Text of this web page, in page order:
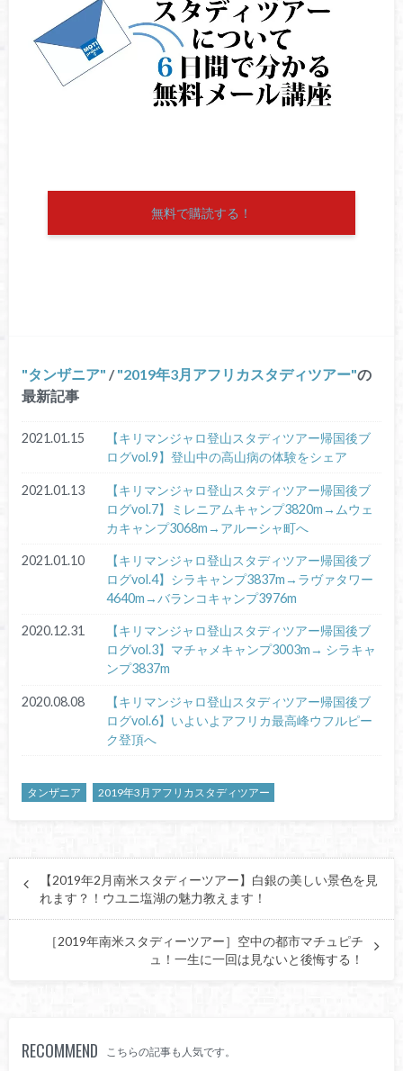
無料で購読する！
タンザニア / 2019年3月アフリカスタディツアー の
最新記事
2021.01.15
【キリマンジャロ登山スタディツアー帰国後ブ
ログvol.9】登山中の高山病の体験をシェア
2021.01.13
【キリマンジャロ登山スタディツアー帰国後ブ
ログvol.7】ミレニアムキャンプ3820m→ムウェ
カキャンプ3068m→アルーシャ町へ
2021.01.10
【キリマンジャロ登山スタディツアー帰国後ブ
ログvol.4】シラキャンプ3837m→ラヴァタワー
4640m→バランコキャンプ3976m
2020.12.31
【キリマンジャロ登山スタディツアー帰国後ブ
ログvol.3】マチャメキャンプ3003m→ シラキャ
ンプ3837m
2020.08.08
【キリマンジャロ登山スタディツアー帰国後ブ
ログvol.6】いよいよアフリカ最高峰ウフルピー
ク登頂へ
タンザニア 2019年3月アフリカスタディツアー
【2019年2月南米スタディーツアー】白銀の美しい景色を見
れます？！ウユニ塩湖の魅力教えます！
［2019年南米スタディーツアー］空中の都市マチュピチ
ュ！一生に一回は見ないと後悔する！
RECOMMEND こちらの記事も人気です。